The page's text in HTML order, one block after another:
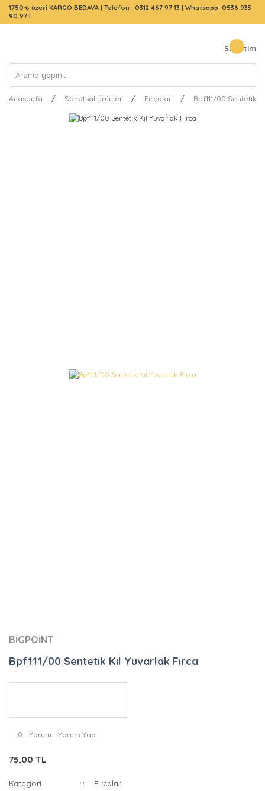
1750 ₺ üzeri KARGO BEDAVA | Telefon : 0312 467 97 13 | Whatsapp: 0536 933
90 97 |
Sepetim
Anasayfa Sanatsal Ürünler Fırçalar Bpf111/00 Sentetık
BİGPOİNT
Bpf111/00 Sentetık Kıl Yuvarlak Fırca
0 - Yorum - Yorum Yap
75,00 TL
Kategori
Fırçalar